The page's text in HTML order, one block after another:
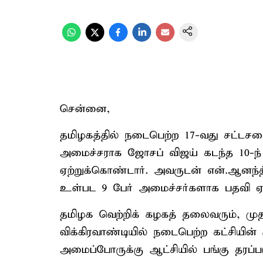
சென்னை,
தமிழகத்தில் நடைபெற்ற 17-வது
அமைச்சராக ஜோசப் விஜய் கடந்த 10-ந்
ஏற்றுக்கொண்டார். அவருடன்
உள்பட 9 பேர் அமைச்சர்களாக பதவி
தமிழக வெற்றிக் கழகத் தலைவரும்,
விக்கிரவாண்டியில் நடைபெற்ற
அமைப்போருக்கு ஆட்சியில் பங்கு